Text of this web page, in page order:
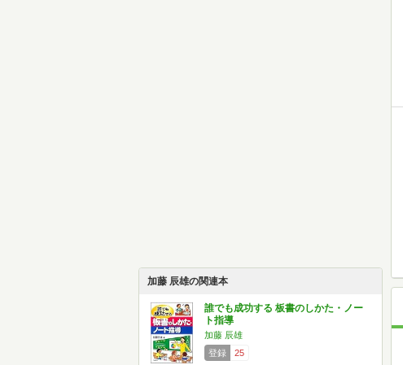
加藤 辰雄の関連本
誰でも成功する 板書のしかた・ノー
ト指導
加藤 辰雄
登録
25